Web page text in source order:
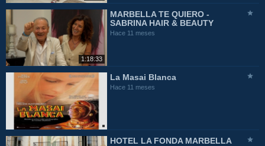
1:18:33
MARBELLA TE QUIERO -
SABRINA HAIR & BEAUTY
Hace 11 meses
La Masai Blanca
Hace 11 meses
HOTEL LA FONDA MARBELLA